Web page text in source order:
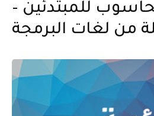
للمبتدئين –
من لغات البرمجة